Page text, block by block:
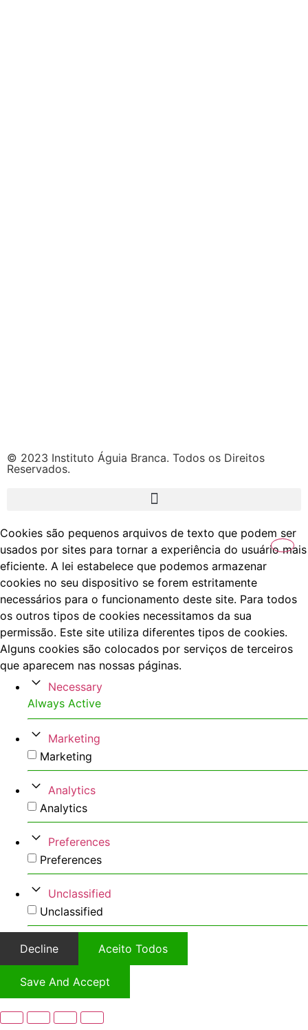
© 2023 Instituto Águia Branca. Todos os Direitos
Reservados.
Cookies são pequenos arquivos de texto que podem ser
usados por sites para tornar a experiência do usuário mais
eficiente. A lei estabelece que podemos armazenar
cookies no seu dispositivo se forem estritamente
necessários para o funcionamento deste site. Para todos
os outros tipos de cookies necessitamos da sua
permissão. Este site utiliza diferentes tipos de cookies.
Alguns cookies são colocados por serviços de terceiros
que aparecem nas nossas páginas.
Necessary
Always Active
Marketing
Marketing
Analytics
Analytics
Preferences
Preferences
Unclassified
Unclassified
Decline Aceito Todos
Save And Accept